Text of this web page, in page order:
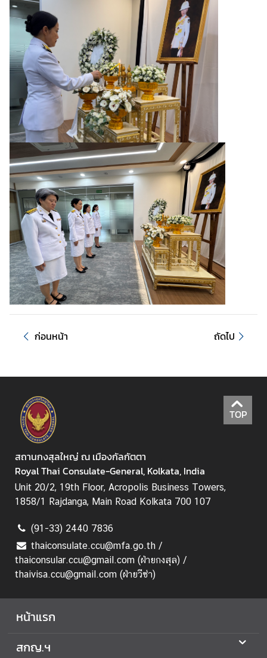
แ
บ
บ
ฟ
อ
ร์
ม
ด้
า
น
ง
า
น
ก
สุ
ล
ท่
อ
T
h
i
l
a
n
d
N
o
w
ร
ะ
ร
ก่อนหน้า ถัดไป
TOP
สถานกงสุลใหญ่ ณ เมืองกัลกัตตา
Royal Thai Consulate-General, Kolkata, India
Unit 20/2, 19th Floor, Acropolis Business Towers,
1858/1 Rajdanga, Main Road Kolkata 700 107
(91-33) 2440 7836
thaiconsulate.ccu@mfa.go.th /
thaiconsular.ccu@gmail.com (ฝ่ายกงสุล) /
thaivisa.ccu@gmail.com (ฝ่ายวีซ่า)
หน้าแรก
สกญ.ฯ